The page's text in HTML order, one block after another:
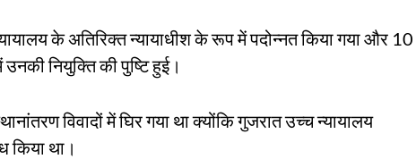
के अतिरिक्त न्यायाधीश के रूप में पदोन्नत किया गया और 10
नियुक्ति की पुष्टि हुई।
विवादों में घिर गया था क्योंकि गुजरात उच्च न्यायालय
किया था।